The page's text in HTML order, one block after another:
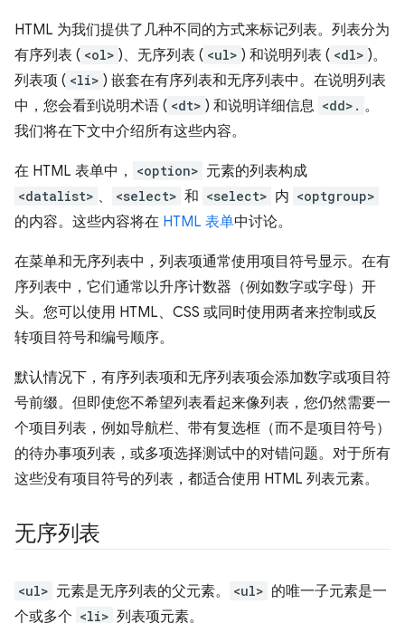
HTML 为我们提供了几种不同的方式来标记列表。列表分为
有序列表 ( <ol> )、无序列表 ( <ul> ) 和说明列表 ( <dl> )。
列表项 ( <li> ) 嵌套在有序列表和无序列表中。在说明列表
中，您会看到说明术语 ( <dt> ) 和说明详细信息 <dd>. 。
我们将在下文中介绍所有这些内容。
在 HTML 表单中， <option> 元素的列表构成
<datalist> 、 <select> 和 <select> 内 <optgroup>
的内容。这些内容将在 HTML 表单中讨论。
在菜单和无序列表中，列表项通常使用项目符号显示。在有
序列表中，它们通常以升序计数器（例如数字或字母）开
头。您可以使用 HTML、CSS 或同时使用两者来控制或反
转项目符号和编号顺序。
默认情况下，有序列表项和无序列表项会添加数字或项目符
号前缀。但即使您不希望列表看起来像列表，您仍然需要一
个项目列表，例如导航栏、带有复选框（而不是项目符号）
的待办事项列表，或多项选择测试中的对错问题。对于所有
这些没有项目符号的列表，都适合使用 HTML 列表元素。
无序列表
<ul> 元素是无序列表的父元素。 <ul> 的唯一子元素是一
个或多个 <li> 列表项元素。